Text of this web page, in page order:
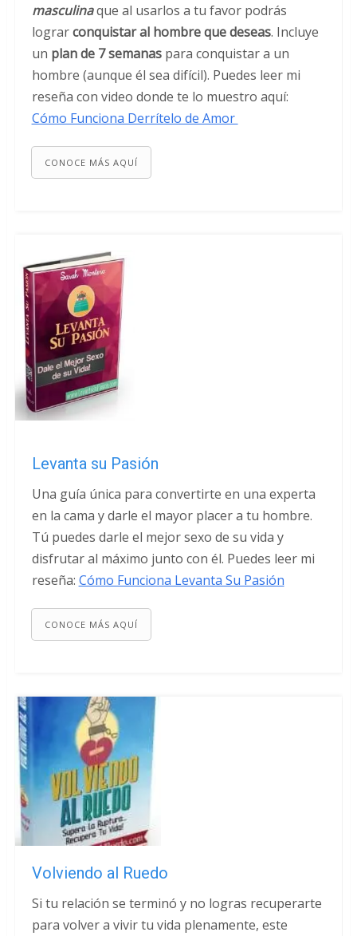
masculinaque al usarlos a tu favor podrás
lograrconquistar al hombre que deseas. Incluye
un plan de 7 semanaspara conquistar a un
hombre (aunque él sea difícil). Puedes leer mi
reseña con video donde te lo muestro aquí:
Cómo Funciona Derrítelo de Amor
CONOCE MÁS AQUÍ
Levanta su Pasión
Una guía única para convertirte en una experta
en la cama y darle el mayor placer a tu hombre.
Tú puedes darle el mejor sexo de su vida y
disfrutar al máximo junto con él. Puedes leer mi
reseña: Cómo Funciona Levanta Su Pasión
CONOCE MÁS AQUÍ
Volviendo al Ruedo
Si tu relación se terminó y no logras recuperarte
para volver a vivir tu vida plenamente, este